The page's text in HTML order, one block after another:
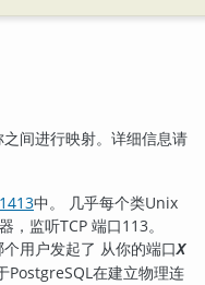
间进行映射。详细信息请
中。 几乎每个类Unix
，监听TCP 端口113。
个用户发起了 从你的端口X
PostgreSQL在建立物理连